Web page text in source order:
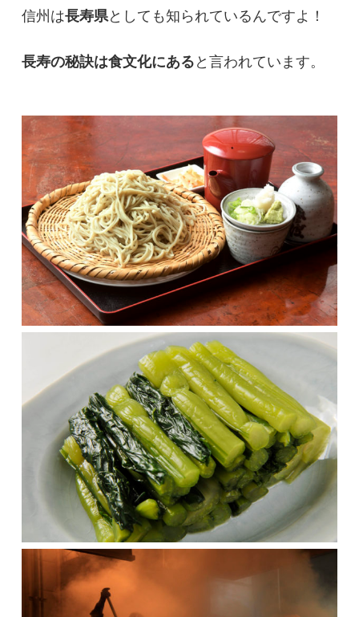
信州は長寿県としても知られているんですよ！
長寿の秘訣は食文化にあると言われています。